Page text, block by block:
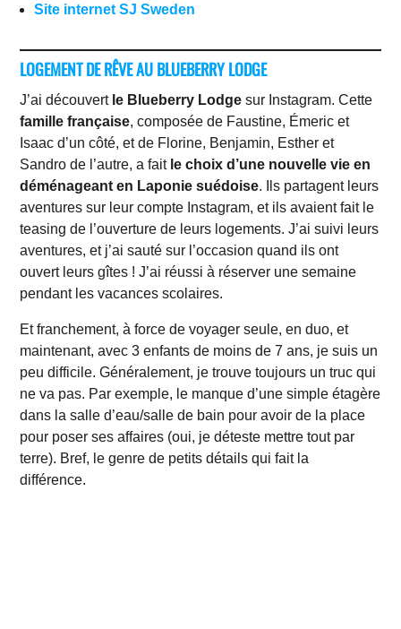
Site internet SJ Sweden
LOGEMENT DE RÊVE AU BLUEBERRY LODGE
J’ai découvertle Blueberry Lodge sur Instagram. Cette
famille française, composée de Faustine, Émeric et
Isaac d’un côté, et de Florine, Benjamin, Esther et
Sandro de l’autre, a fait le choix d’une nouvelle vie en
déménageant en Laponie suédoise. Ils partagent leurs
aventures sur leur compte Instagram, et ils avaient fait le
teasing de l’ouverture de leurs logements. J’ai suivi leurs
aventures, et j’ai sauté sur l’occasion quand ils ont
ouvert leurs gîtes ! J’ai réussi à réserver une semaine
pendant les vacances scolaires.
Et franchement, à force de voyager seule, en duo, et
maintenant, avec 3 enfants de moins de 7 ans, je suis un
peu difficile. Généralement, je trouve toujours un truc qui
ne va pas. Par exemple, le manque d’une simple étagère
dans la salle d’eau/salle de bain pour avoir de la place
pour poser ses affaires (oui, je déteste mettre tout par
terre). Bref, le genre de petits détails qui fait la
différence.